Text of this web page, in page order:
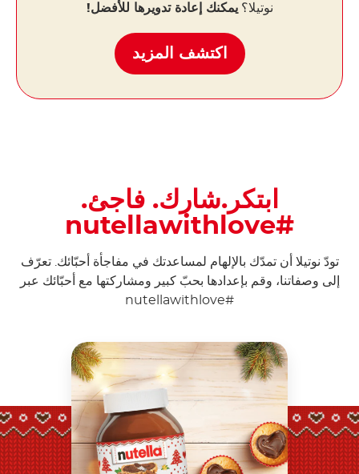
نوتيلا؟يمكنك إعادة تدويرها للأفضل!
اكتشف المزيد
ابتكر.شارك. فاجئ.
#nutellawithlove
تودّ نوتيلا أن تمدّك بالإلهام لمساعدتك في مفاجأة أحبّائك. تعرّف
إلى وصفاتنا، وقم بإعدادها بحبّ كبير ومشاركتها مع أحبّائك عبر
#nutellawithlove